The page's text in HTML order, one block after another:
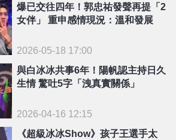
爆已交往四年！郭忠祐發聲再提「2
女伴」 重申感情現況：溫和發展
2026-05-18 17:00
與白冰冰共事6年！陽帆認主持日久
生情 驚吐5字「洩真實關係」
2026-04-16 12:15
《超級冰冰Show》孩子王選手太